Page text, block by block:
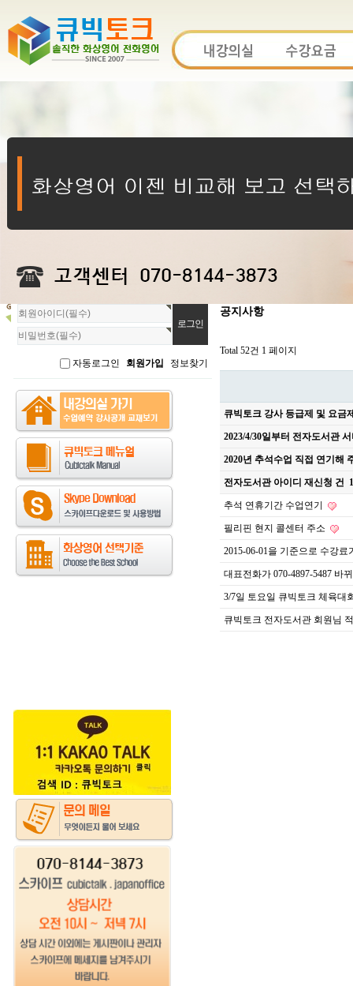
회
원
로
자동로그인 회원가입 정보찾기
공지사항
Total 52건 1 페이지
큐빅토크 강사 등급제 및 요금
2023/4/30일부터 전자도서관
2020년 추석수업 직접 연기해
전자도서관 아이디 재신청 건 1
추석 연휴기간 수업연기
필리핀 현지 콜센터 주소
2015-06-01을 기준으로 수강
대표전화가 070-4897-5487 바
3/7일 토요일 큐빅토크 체육대
큐빅토크 전자도서관 회원님